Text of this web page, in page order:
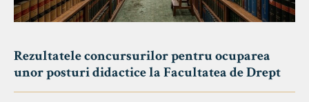
Rezultatele concursurilor pentru ocuparea
unor posturi didactice la Facultatea de Drept